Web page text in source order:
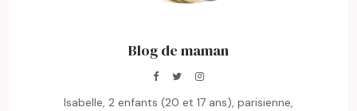
Blog de maman
Isabelle, 2 enfants (20 et 17 ans), parisienne,